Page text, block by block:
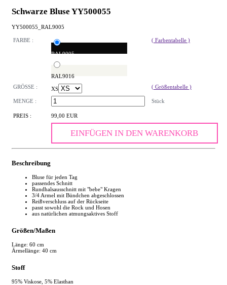
Schwarze Bluse YY500055
YY500055_RAL9005
FARBE :
RAL9005
RAL9016
( Farbentabelle )
GRÖSSE : XS ( Größentabelle )
MENGE : Stück
PREIS : 99,00 EUR
EINFÜGEN IN DEN WARENKORB
Beschreibung
Bluse für jeden Tag
passendes Schnitt
Rundhalsausschnitt mit "bebe" Kragen
3/4 Armel mit Bündchen abgeschlossen
Reißverschluss auf der Rückseite
passt sowohl die Rock und Hosen
aus natürlichen atmungsaktives Stoff
Größen/Maßen
Länge: 60 cm
Ärmellänge: 40 cm
Stoff
95% Viskose, 5% Elasthan